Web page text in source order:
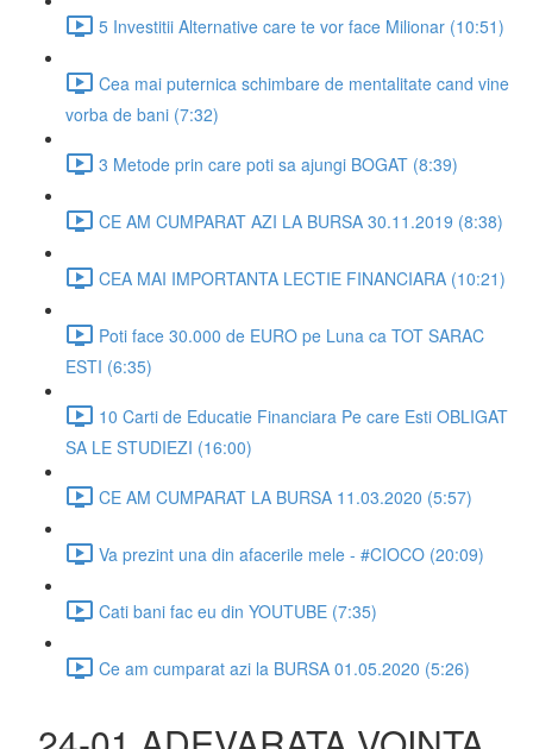
5 Investitii Alternative care te vor face Milionar (10:51)
Cea mai puternica schimbare de mentalitate cand vine
vorba de bani (7:32)
3 Metode prin care poti sa ajungi BOGAT (8:39)
CE AM CUMPARAT AZI LA BURSA 30.11.2019 (8:38)
CEA MAI IMPORTANTA LECTIE FINANCIARA (10:21)
Poti face 30.000 de EURO pe Luna ca TOT SARAC
ESTI (6:35)
10 Carti de Educatie Financiara Pe care Esti OBLIGAT
SA LE STUDIEZI (16:00)
CE AM CUMPARAT LA BURSA 11.03.2020 (5:57)
Va prezint una din afacerile mele - #CIOCO (20:09)
Cati bani fac eu din YOUTUBE (7:35)
Ce am cumparat azi la BURSA 01.05.2020 (5:26)